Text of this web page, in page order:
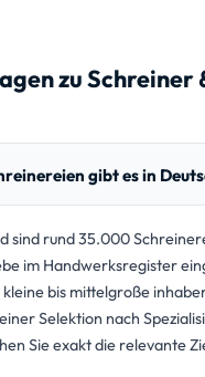
zu Schreiner
gibt es in
sind rund 35.000
im Handwerksregister
kleine bis mittelgroße
Selektion nach
Sie exakt die relevante